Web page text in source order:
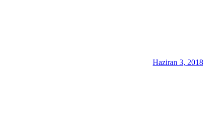
Haziran 3, 2018